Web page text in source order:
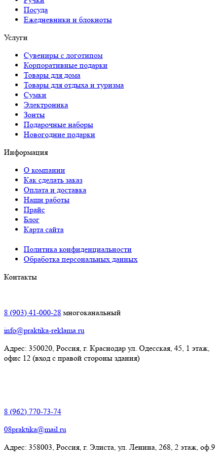
Посуда
Ежедневники и блокноты
Услуги
Сувениры с логотипом
Корпоративные подарки
Товары для дома
Товары для отдыха и туризма
Сумки
Электроника
Зонты
Подарочные наборы
Новогодние подарки
Информация
О компании
Как сделать заказ
Оплата и доставка
Наши работы
Прайс
Блог
Карта сайта
Политика конфиденциальности
Обработка персональных данных
Контакты
8 (903) 41-000-28 многоканальный
info@praktika-reklama.ru
Адрес: 350020, Россия, г. Краснодар ул. Одесская, 45, 1 этаж,
офис 12 (вход с правой стороны здания)
8 (962) 770-73-74
08praktika@mail.ru
Адрес:​ 358003, Россия, г. Элиста, ул. Ленина, 268, 2 этаж, оф.9